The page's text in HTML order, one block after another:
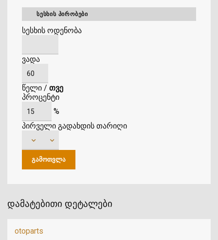
ᲡᲔᲡᲮᲘᲡ ᲞᲘᲠᲝᲑᲔᲑᲘ
სესხის ოდენობა
ვადა
წელი / თვე
პროცენტი
%
პირველი გადახდის თარიღი
დამატებითი დეტალები
otoparts